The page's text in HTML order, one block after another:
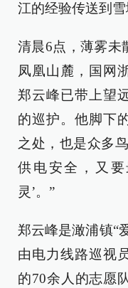
江的经验传送到雪
清晨6点，薄雾未
凤凰山麓，国网
郑云峰已带上望
的巡护。他脚下
之处，也是众多
供电安全，又
灵’。”
郑云峰是澉浦镇“
由电力线路巡视
的70余人的志愿